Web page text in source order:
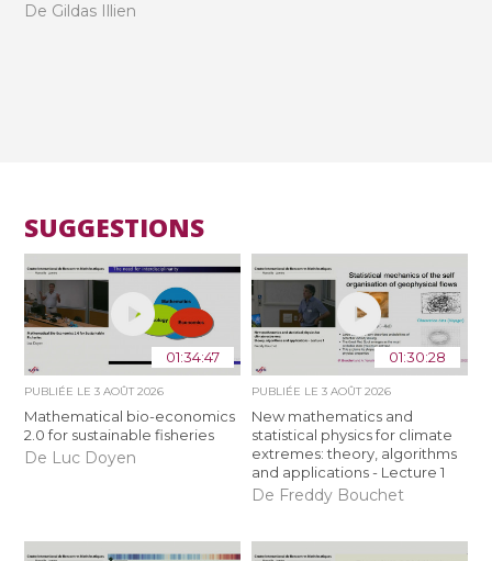
De Gildas Illien
SUGGESTIONS
01:34:47
PUBLIÉE LE3 AOÛT 2026
Mathematical bio-economics
2.0 for sustainable fisheries
De Luc Doyen
01:30:28
PUBLIÉE LE 3 AOÛT 2026
New mathematics and
statistical physics for climate
extremes: theory, algorithms
and applications - Lecture 1
De Freddy Bouchet